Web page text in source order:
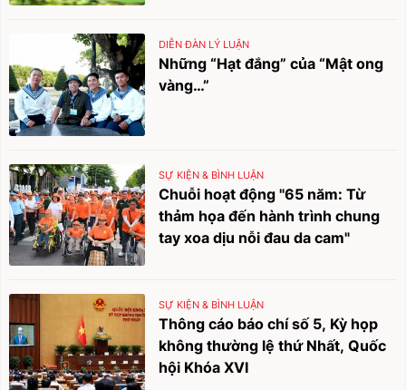
DIỄN ĐÀN LÝ LUẬN
Những “Hạt đắng” của “Mật ong
vàng…”
SỰ KIỆN & BÌNH LUẬN
Chuỗi hoạt động "65 năm: Từ
thảm họa đến hành trình chung
tay xoa dịu nỗi đau da cam"
SỰ KIỆN & BÌNH LUẬN
Thông cáo báo chí số 5, Kỳ họp
không thường lệ thứ Nhất, Quốc
hội Khóa XVI